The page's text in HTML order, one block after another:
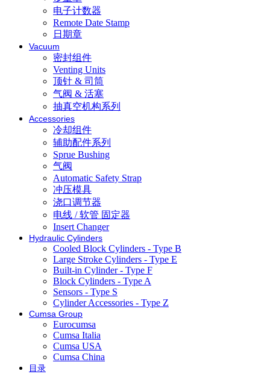
电子计数器
Remote Date Stamp
日期章
Vacuum
密封组件
Venting Units
顶针 & 司筒
气阀 & 活塞
抽真空机构系列
Accessories
冷却组件
辅助配件系列
Sprue Bushing
气阀
Automatic Safety Strap
冲压模具
浇口调节器
电线 / 软管 固定器
Insert Changer
Hydraulic Cylinders
Cooled Block Cylinders - Type B
Large Stroke Cylinders - Type E
Built-in Cylinder - Type F
Block Cylinders - Type A
Sensors - Type S
Cylinder Accessories - Type Z
Cumsa Group
Eurocumsa
Cumsa Italia
Cumsa USA
Cumsa China
目录